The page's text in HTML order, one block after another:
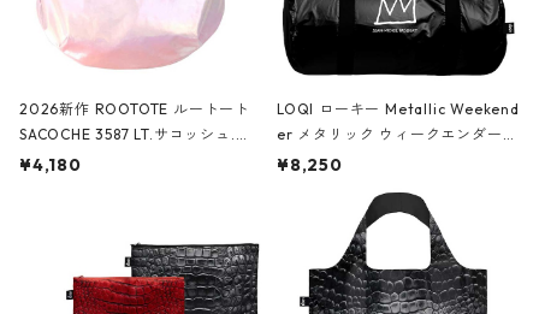
2026新作 ROOTOTE ルートート
SACOCHE 3587 LT.サコッシュ.ル
ミエ-B ショルダーバッグ グロスピ
¥4,180
LOQI ローキー Metallic Weekend
er メタリック ウィークエンダー
ボストンバッグ ショルダーバッグ
Black ジャン=ミッシェル・バスキ
ア/クラウン ブラック
¥8,250